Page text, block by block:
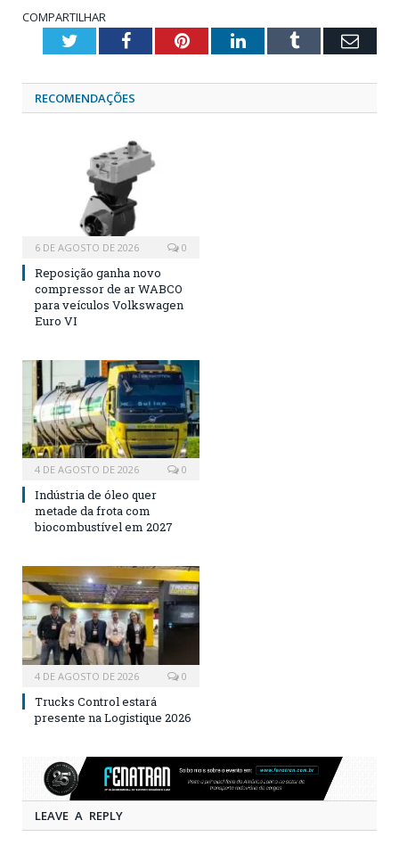
COMPARTILHAR
TwitterFacebookPinterestLinkedInTumblr
RECOMENDAÇÕES
6 DE AGOSTO DE 2026 0
Reposição ganha novo
compressor de ar WABCO
para veículos Volkswagen
Euro VI
4 DE AGOSTO DE 2026 0
Indústria de óleo quer
metade da frota com
biocombustível em 2027
4 DE AGOSTO DE 2026 0
Trucks Control estará
presente na Logistique 2026
LEAVE A REPLY